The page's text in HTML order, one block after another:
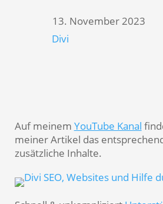
13. November 2023
Divi
Auf meinem YouTube Kanal
meiner Artikel das
zusätzliche Inhalte.